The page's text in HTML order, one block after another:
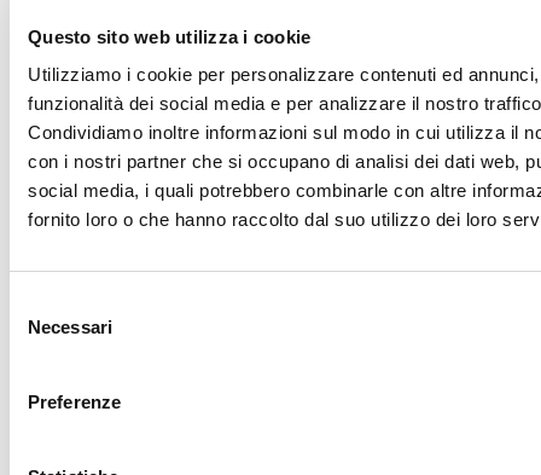
Questo sito web utilizza i cookie
Utilizziamo i cookie per personalizzare contenuti ed
funzionalità dei social media e per analizzare il nostro
Condividiamo inoltre informazioni sul modo in cui utilizza il
con i nostri partner che si occupano di analisi dei dati web,
social media, i quali potrebbero combinarle con altre
fornito loro o che hanno raccolto dal suo utilizzo dei loro
delNecessari
Preferenze
????????
????????????????
Articolo precedente: Programma gare 26-27 novembre Prec Articolo
successivo: idea regalo cuscini da stadioAvanti
Segui Sestese Calcio sui social media